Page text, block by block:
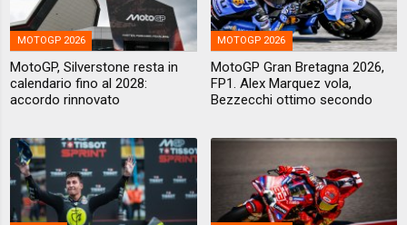
MOTOGP 2026
MotoGP, Silverstone resta in
calendario fino al 2028:
accordo rinnovato
MOTOGP 2026
MotoGP Gran Bretagna 2026,
FP1. Alex Marquez vola,
Bezzecchi ottimo secondo